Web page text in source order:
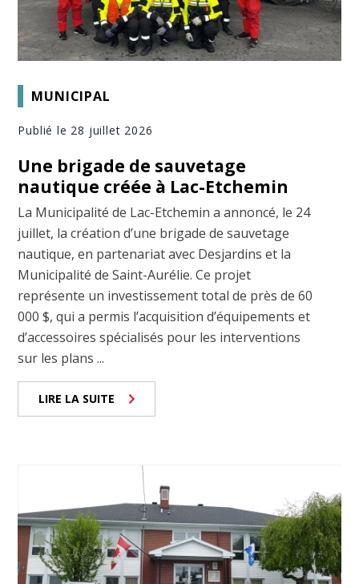
MUNICIPAL
Publié le 28 juillet 2026
Une brigade de sauvetage
nautique créée à Lac-Etchemin
La Municipalité de Lac-Etchemin a annoncé, le 24
juillet, la création d’une brigade de sauvetage
nautique, en partenariat avec Desjardins et la
Municipalité de Saint-Aurélie. Ce projet
représente un investissement total de près de 60
000 $, qui a permis l’acquisition d’équipements et
d’accessoires spécialisés pour les interventions
sur les plans ...
LIRE LA SUITE